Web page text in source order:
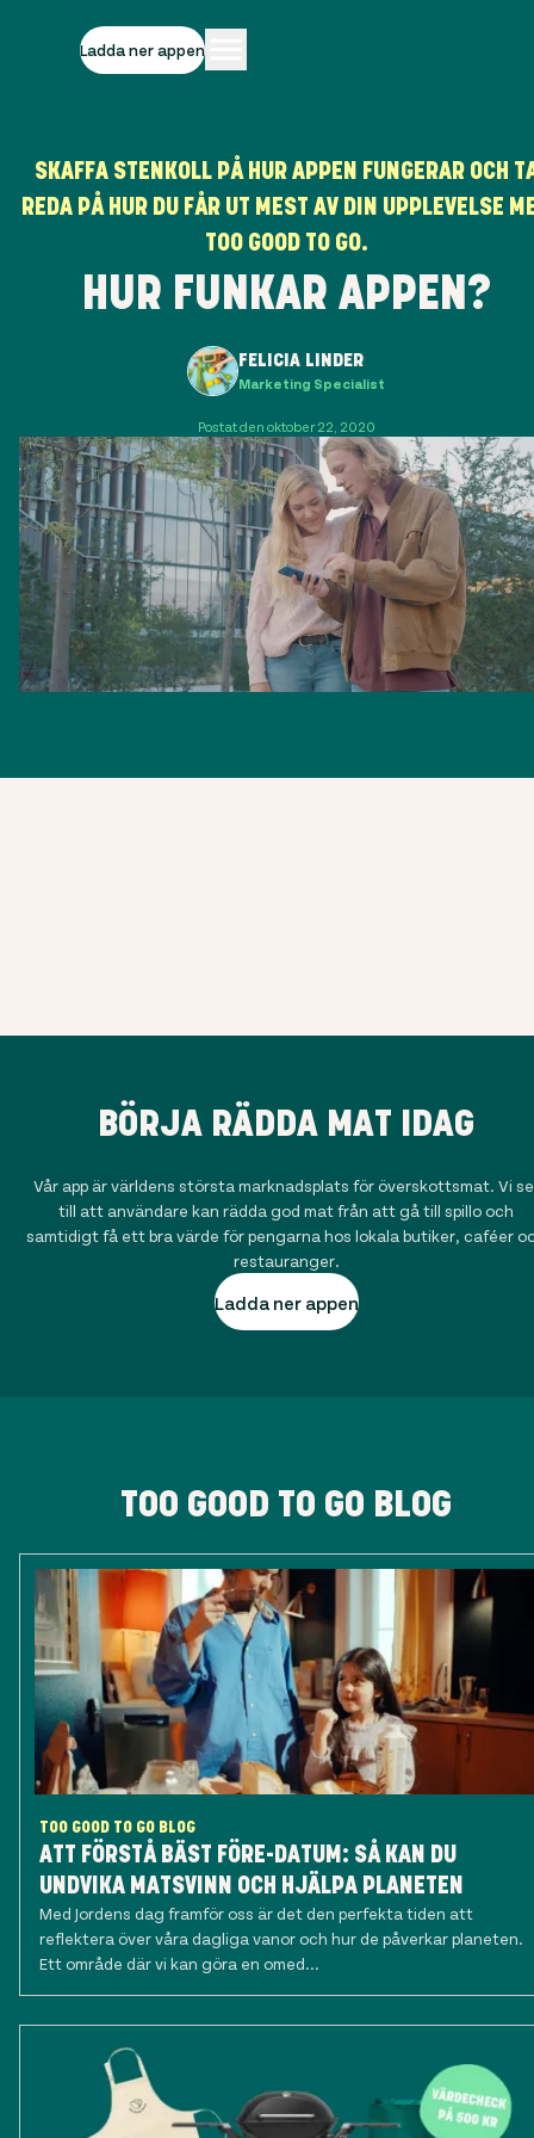
Ladda ner appen
SKAFFA STENKOLL PÅ HUR APPEN FUNGERAR OCH
REDA PÅ HUR DU FÅR UT MEST AV DIN UPPLEVELSE
TOO GOOD TO GO.
HUR FUNKAR APPEN?
FELICIA LINDER
Marketing Specialist
Postat den oktober 22, 2020
BÖRJA RÄDDA MAT IDAG
Vår app är världens största marknadsplats för överskottsmat. Vi
till att användare kan rädda god mat från att gå till spillo och
samtidigt få ett bra värde för pengarna hos lokala butiker, caféer
restauranger.
Ladda ner appen
TOO GOOD TO GO BLOG
TOO GOOD TO GO BLOG
ATT FÖRSTÅ BÄST FÖRE-DATUM: SÅ KAN DU
UNDVIKA MATSVINN OCH HJÄLPA PLANETEN
Med Jordens dag framför oss är det den perfekta tiden att
reflektera över våra dagliga vanor och hur de påverkar planeten.
Ett område där vi kan göra en omed...